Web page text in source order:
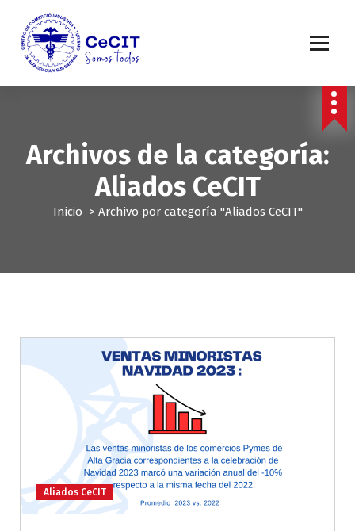
Archivos de la categoría:
Aliados CeCIT
Inicio > Archivo por categoría "Aliados CeCIT"
Aliados CeCIT